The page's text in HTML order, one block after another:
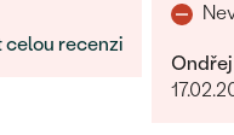
celou recenzi
Ondřej